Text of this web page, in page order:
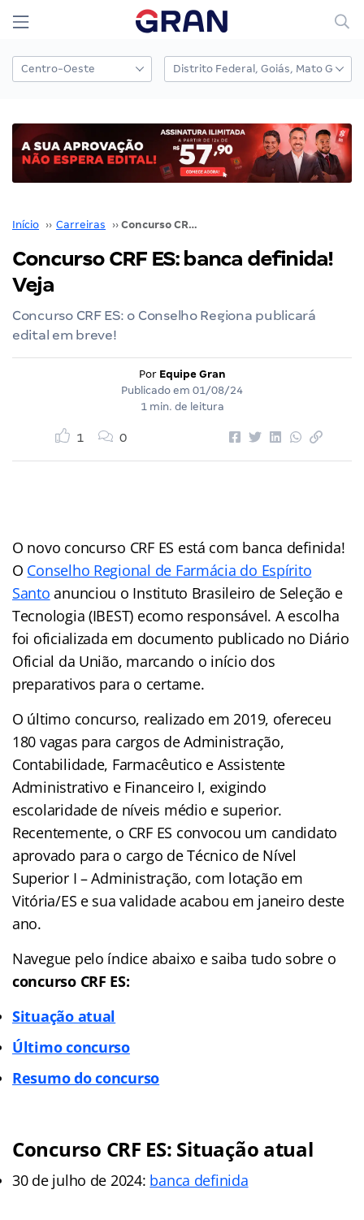
Início ›› Carreiras ›› Concurso CRF ES: banca definida! Veja
Concurso CRF ES: banca definida!
Veja
Concurso CRF ES: o Conselho Regiona publicará
edital em breve!
Por Equipe Gran
Publicado em 01/08/24
1 min. de leitura
1 0
O novo concurso CRF ES está com banca definida!
O Conselho Regional de Farmácia do Espírito
Santo anunciou o Instituto Brasileiro de Seleção e
Tecnologia (IBEST) ecomo responsável. A escolha
foi oficializada em documento publicado no Diário
Oficial da União, marcando o início dos
preparativos para o certame.
O último concurso, realizado em 2019, ofereceu
180 vagas para cargos de Administração,
Contabilidade, Farmacêutico e Assistente
Administrativo e Financeiro I, exigindo
escolaridade de níveis médio e superior.
Recentemente, o CRF ES convocou um candidato
aprovado para o cargo de Técnico de Nível
Superior I – Administração, com lotação em
Vitória/ES e sua validade acabou em janeiro deste
ano.
Navegue pelo índice abaixo e saiba tudo sobre o
concurso CRF ES:
Situação atual
Último concurso
Resumo do concurso
Concurso CRF ES: Situação atual
30 de julho de 2024: banca definida